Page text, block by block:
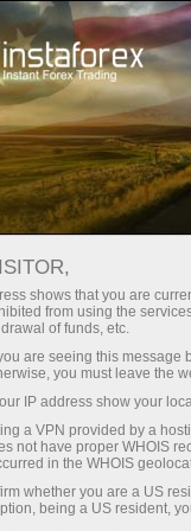
InstaForex
लीवरेज,
कमीशन, और
फायदेमंद शर्तें।
छोटे
हर डिपॉजिट पर
30% बोनस
ट्रेडिंग में
और हाईवे पर गति
shows that you are
from using the
of funds, etc.
are seeing this message
you must leave the
IP address show your
a VPN provided by a
not have proper WHOIS
in the WHOIS
whether you are a US
being a US resident,